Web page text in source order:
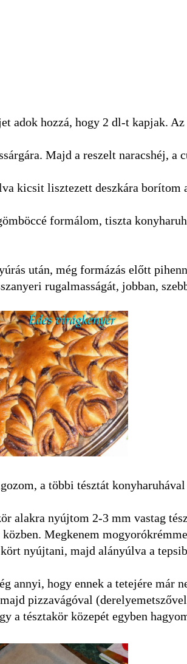
adok hozzá, hogy 2 dl-t kapjak. Az
Majd a reszelt naracshéj, a
kicsit lisztezett deszkára borítom
formálom, tiszta
után, még formázás előtt
rugalmasságát, jobban,
a többi tésztát
alakra nyújtom 2-3 mm vastag
Megkenem
nyújtani, majd alányúlva a
annyi, hogy ennek a tetejére már
pizzavágóval
a tésztakör közepét egyben